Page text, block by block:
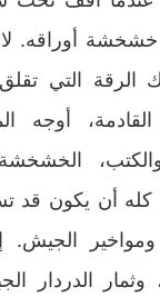
خشخشة أوراقه.
التي تقلق
أوجه
كله أن يكون
الجيش.
الدردار